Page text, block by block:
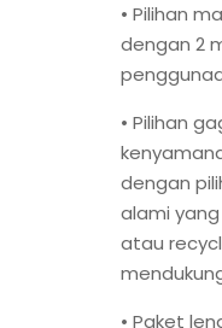
• Pilihan
dengan 2
• Pilihan
dengan
alami
atau
• Paket